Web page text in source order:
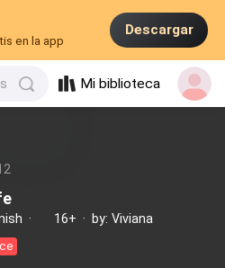
en la app
Descargar
Mi biblioteca
· 16+ · by: Viviana